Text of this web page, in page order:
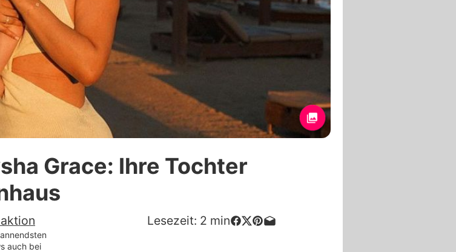
Jobs
App runterladen
Team
Richtlinien
Impressum
Utiq verwalten
Grace: Ihre Tochter
Lesezeit: 2 min
auch bei